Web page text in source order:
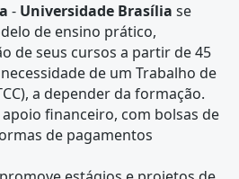
- Universidade Brasília se
de ensino prático,
de seus cursos a partir de 45
de um Trabalho de
a depender da formação.
financeiro, com bolsas de
de pagamentos